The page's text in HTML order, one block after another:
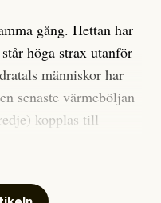
gång. Hettan har
höga strax utanför
människor har
senaste värmeböljan
kopplas till
det som en